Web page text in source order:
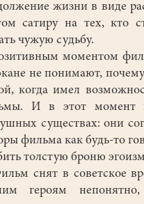
жизни в виде
сатиру на тех, кто
чужую судьбу.
моментом
не понимают,
когда имел
И в этот момент
существах: они
фильма как будь-то
толстую броню
снят в советское
героям